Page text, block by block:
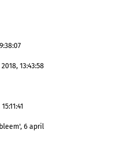
13:43:58
6 april